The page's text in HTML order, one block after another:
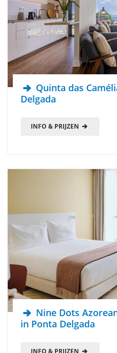
Quinta das
Delgada
INFO & PRIJZEN
Nine Dots
in Ponta Delgada
INFO & PRIJZEN